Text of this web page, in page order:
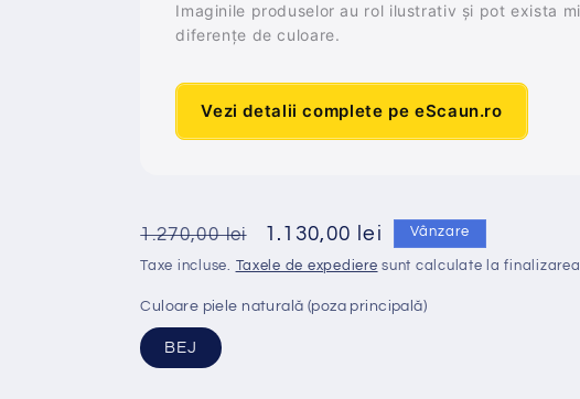
Imaginile produselor au rol ilustrativ și pot exista
diferențe de culoare.
Vezi detalii complete pe eScaun.ro
Preț
obișnuit
1.270,00 lei
Preț
redus
1.130,00 lei Vânzare
Taxe incluse. Taxele de expediere sunt calculate la finalizarea
Culoare piele naturală (poza principală)
BEJ